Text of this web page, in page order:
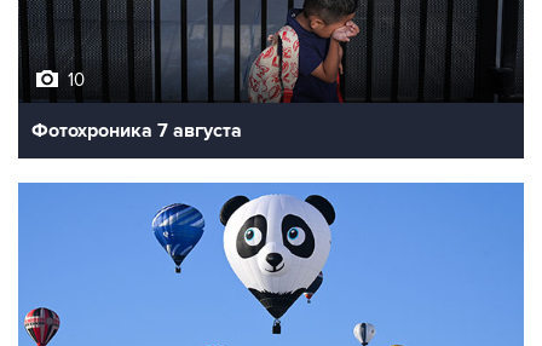
10
Фотохроника 7 августа